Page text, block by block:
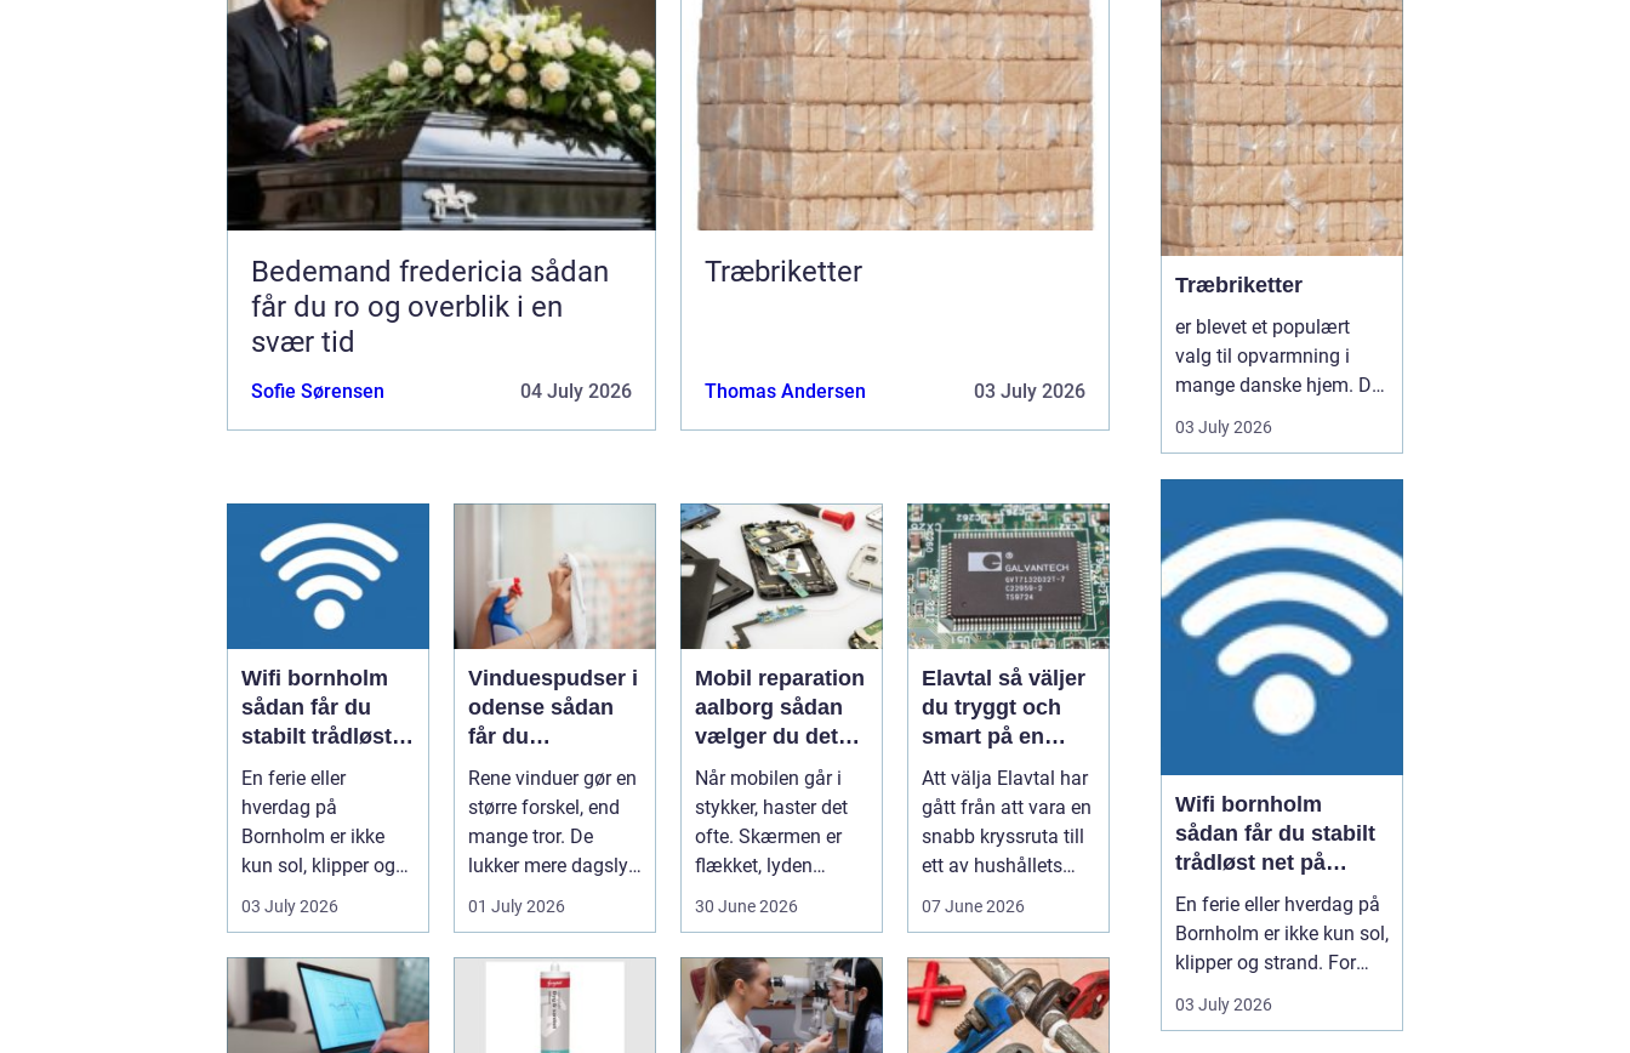
Bedemand fredericia sådan
får du ro og overblik i en
svær tid
Sofie Sørensen 04 July 2026
Træbriketter
Thomas Andersen 03 July 2026
Wifi bornholm
sådan får du
stabilt trådløst
net på klippeøen
En ferie eller
hverdag på
Bornholm er ikke
kun sol, klipper og
strand. For mange
er en stabil intern...
03 July 2026
Vinduespudser i
odense sådan
får du
skinnende rene
ruder året rundt
Rene vinduer gør en
større forskel, end
mange tror. De
lukker mere dagslys
ind, får hjem og
erhvervs...
01 July 2026
Mobil reparation
aalborg sådan
vælger du det
rette værksted
Når mobilen går i
stykker, haster det
ofte. Skærmen er
flækket, lyden
30 June 2026
Elavtal så väljer
du tryggt och
smart på en
rörlig elmarknad
Att välja Elavtal har
gått från att vara en
snabb kryssruta till
ett av hushållets
07 June 2026
Hvordan skaber man en
afsked, som føles rigtig?
Her spiller en lokal 04
July 2026
Træbriketter
er blevet et populært
valg til opvarmning i
mange danske hjem. De
er nemme at håndtere,
giver en høj varme og
almindeligt brænde.
Samtidig kan de udnytte
resttræ fra træindustrien,
som ellers ville gå til
spil...
03 July 2026
Wifi bornholm
sådan får du stabilt
trådløst net på
klippeøen
En ferie eller hverdag på
Bornholm er ikke kun sol,
klipper og strand. For
mange er en stabil
internetforbindelse
03 July 2026